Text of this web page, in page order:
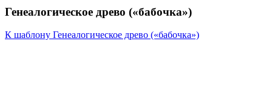
Генеалогическое древо («бабочка»)
К шаблону Генеалогическое древо («бабочка»)